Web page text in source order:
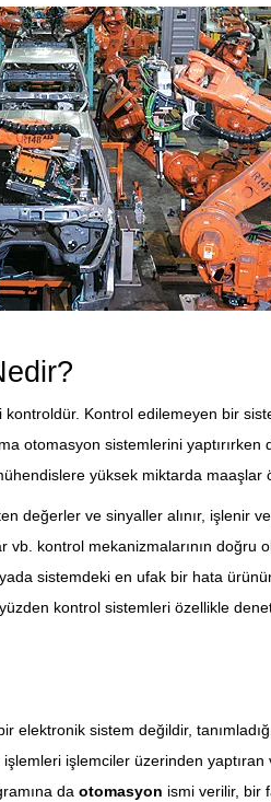
kontroldür. Kontrol edilemeyen bir
otomasyon sistemlerini yaptırırken
yüksek miktarda maaşlar
değerler ve sinyaller alınır, işlenir
vb. kontrol mekanizmalarının doğru
sistemdeki en ufak bir hata
kontrol sistemleri özellikle
elektronik sistem değildir,
işlemleri işlemciler üzerinden
da otomasyon ismi verilir, bir